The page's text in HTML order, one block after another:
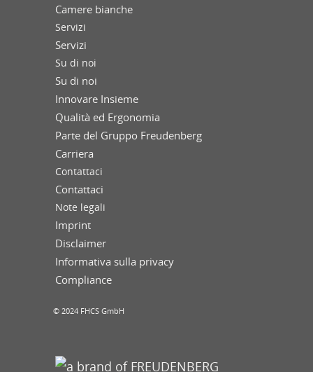
Camere bianche
Servizi
Servizi
Su di noi
Su di noi
Innovare Insieme
Qualità ed Ergonomia
Parte del Gruppo Freudenberg
Carriera
Contattaci
Contattaci
Note legali
Imprint
Disclaimer
Informativa sulla privacy
Compliance
© 2024 FHCS GmbH